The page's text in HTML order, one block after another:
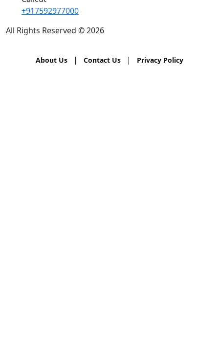
+917592977000
All Rights Reserved © 2026
About Us | Contact Us | Privacy Policy